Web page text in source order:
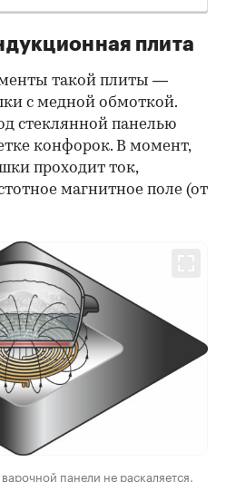
плита
такой плиты —
с медной обмоткой.
стеклянной панелью
конфорок. В момент,
проходит ток,
магнитное поле (от
панели не раскаляется,